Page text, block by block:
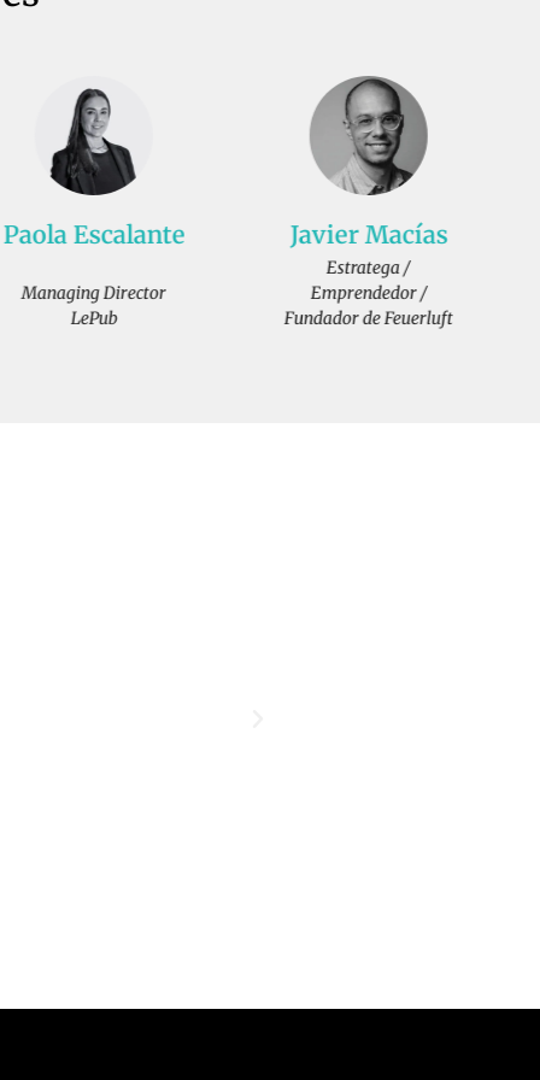
Javier Macías
Emprendedor /
Fundador de Feuerluft
Ana Marín
Digital strategy | Social
Media | Creativity